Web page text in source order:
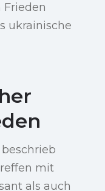
ukrainische
mit
als auch